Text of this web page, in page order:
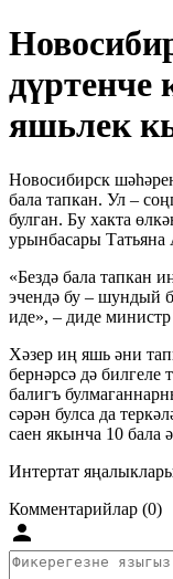
дүртенче
яшьлек
Новосибирск
бала тапкан. Ул –
булган. Бу хакта
урынбасары Татьяна
«Бездә бала тапкан
эчендә бу – шундый
иде», – диде
Хәзер иң яшь әни
бернәрсә дә билгеле
балигъ
сәрән булса да
саен якынча 10 бала
Интертат
Комментарийлар (0)